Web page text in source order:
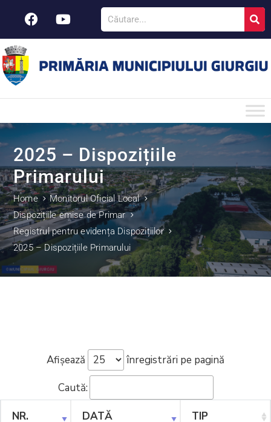
2025 – Dispozițiile
Primarului
Home
Monitorul Oficial Local
Dispozițiile emise de Primar
Registrul pentru evidența Dispozițiilor
2025 – Dispozițiile Primarului
Afișează
înregistrări pe pagină
Caută:
NR. DATĂ TIP